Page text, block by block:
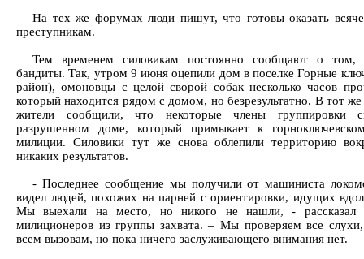
На тех же форумах люди пишут, что готовы оказать
преступникам.
Тем временем силовикам постоянно сообщают о том,
бандиты. Так, утром 9 июня оцепили дом в поселке Горные
район), омоновцы с целой сворой собак несколько часов
который находится рядом с домом, но безрезультатно. В тот
жители сообщили, что некоторые члены группировки
разрушенном доме, который примыкает к
милиции. Силовики тут же снова облепили территорию
никаких результатов.
- Последнее сообщение мы получили от машиниста
видел людей, похожих на парней с ориентировки, идущих
Мы выехали на место, но никого не нашли, -
милиционеров из группы захвата. – Мы проверяем все
всем вызовам, но пока ничего заслуживающего внимания нет.